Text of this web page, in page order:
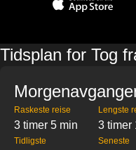
Tidsplan for Tog
Raskeste reise
3 timer 5 min
Lengste
3 timer
Tidligste Seneste